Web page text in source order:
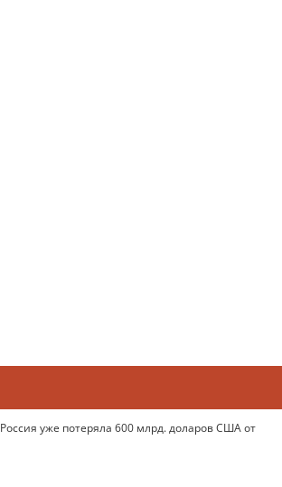
Россия уже потеряла 600 млрд. доларов США от